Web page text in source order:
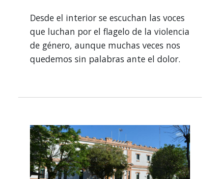
Desde el interior se escuchan las voces
que luchan por el flagelo de la violencia
de género, aunque muchas veces nos
quedemos sin palabras ante el dolor.